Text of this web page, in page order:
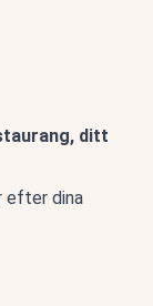
ditt
efter dina